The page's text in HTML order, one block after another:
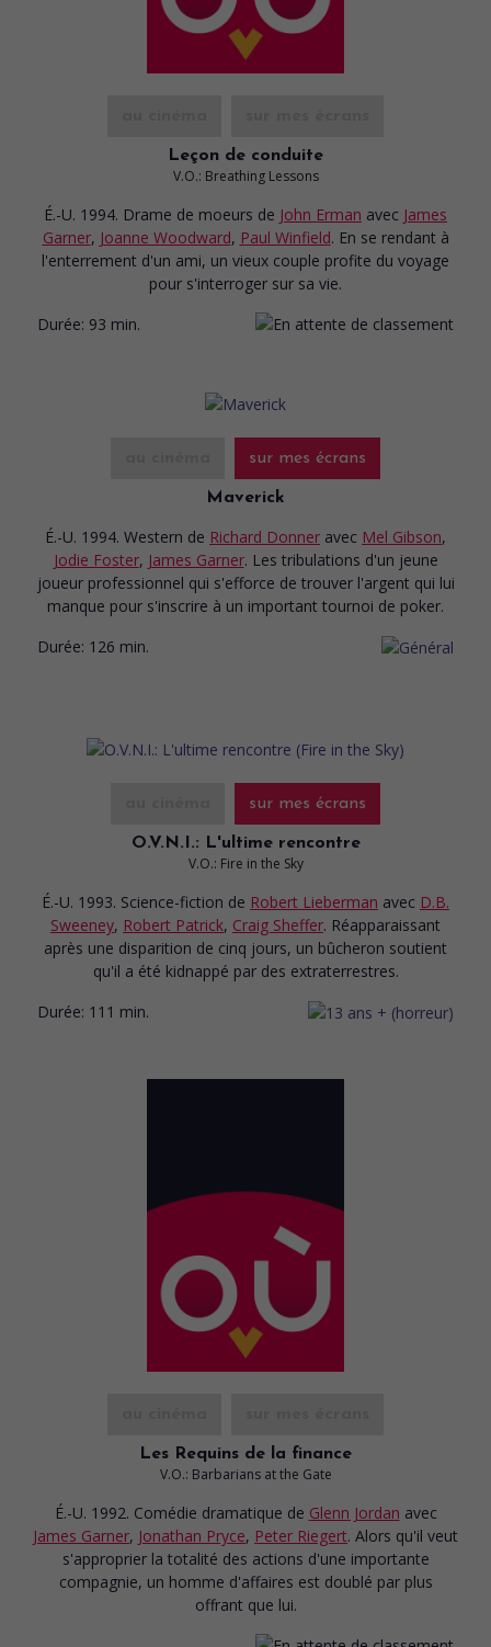
Leçon de conduite
V.O.: Breathing Lessons
É.-U. 1994. Drame de moeurs de John Erman avec James
Garner, Joanne Woodward, Paul Winfield. En se rendant à
l'enterrement d'un ami, un vieux couple profite du voyage
pour s'interroger sur sa vie.
Durée: 93 min.
sur mes écrans
Maverick
É.-U. 1994. Western de Richard Donner avec Mel Gibson,
Jodie Foster, James Garner. Les tribulations d'un jeune
joueur professionnel qui s'efforce de trouver l'argent qui lui
manque pour s'inscrire à un important tournoi de poker.
Durée: 126 min.
sur mes écrans
O.V.N.I.: L'ultime rencontre
V.O.: Fire in the Sky
É.-U. 1993. Science-fiction de Robert Lieberman avec D.B.
Sweeney, Robert Patrick, Craig Sheffer. Réapparaissant
après une disparition de cinq jours, un bûcheron soutient
qu'il a été kidnappé par des extraterrestres.
Durée: 111 min.
Les Requins de la finance
V.O.: Barbarians at the Gate
É.-U. 1992. Comédie dramatique de Glenn Jordan avec
James Garner, Jonathan Pryce, Peter Riegert. Alors qu'il veut
s'approprier la totalité des actions d'une importante
compagnie, un homme d'affaires est doublé par plus
offrant que lui.